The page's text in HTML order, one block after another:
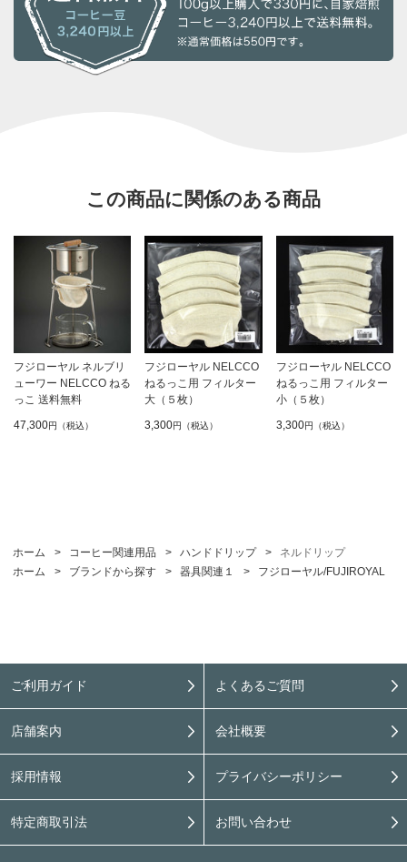
この商品に関係のある商品
フジローヤル ネルブリ
ューワー NELCCO ねる
っこ 送料無料
47,300円（税込）
フジローヤル NELCCO
ねるっこ用 フィルター
大（５枚）
3,300円（税込）
フジローヤル NELCCO
ねるっこ用 フィルター
小（５枚）
3,300円（税込）
ホーム > コーヒー関連用品 > ハンドドリップ >
ネルドリップ
ホーム
> ブランドから探す > 器具関連１ > フジローヤル/FUJIROYAL
ご利用ガイド よくあるご質問
店舗案内 会社概要
採用情報 プライバシーポリシー
特定商取引法 お問い合わせ